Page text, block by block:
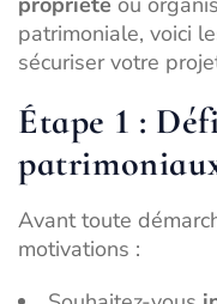
patrimoniale, voici
sécuriser votre
Étape 1 :
Avant toute
motivations :